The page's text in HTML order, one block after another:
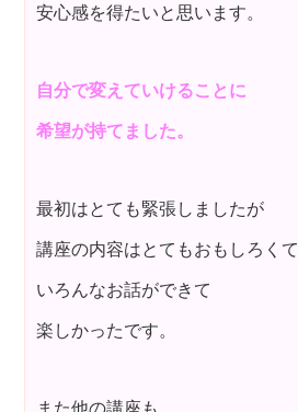
安心感を得たいと思います。
自分で変えていけることに
希望が持てました。
最初はとても緊張しましたが
講座の内容はとてもおもしろくて
いろんなお話ができて
楽しかったです。
また他の講座も